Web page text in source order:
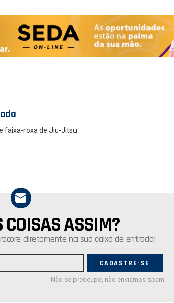
faixa-roxa de Jiu-Jitsu
COISAS ASSIM?
diretamente na sua caixa de entrada!
Não se preocupe, não enviamos spam